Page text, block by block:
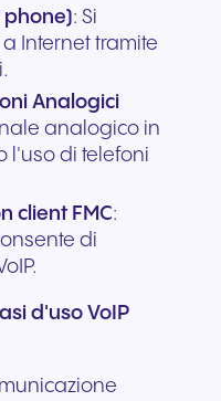
phone): Si
Internet tramite
Analogici
analogico in
l'uso di telefoni
client FMC:
di
d'uso VoIP